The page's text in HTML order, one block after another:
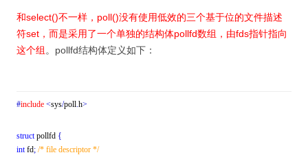
和select()不一样，poll()没有使用低效的三个基于位的文件描述
符set，而是采用了一个单独的结构体pollfd数组，由fds指针指向
这个组 。pollfd结构体定义如下：
#include <sys/poll.h>
structpollfd {
intfd; /* file descriptor */